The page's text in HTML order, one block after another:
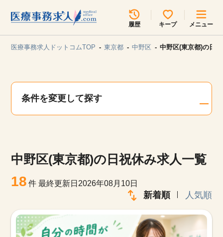
履歴 キープ メニュー
見学会・イベント情報
よくあるご質問
医療事務求人ドットコムTOP 東京都 中野区 中野区(東京都)の日
条件を変更して探す
中野区(東京都)の日祝休み求人一覧
18 件最終更新日2026年08月10日
新着順 人気順
所在地のエリアを選択してください
各支店担当よりご連絡させていただきます。
関東
甲信越・北陸 中国・四国